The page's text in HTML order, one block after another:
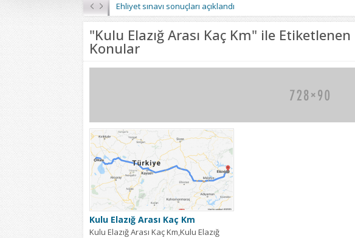
Ehliyet sınavı sonuçları açıklandı
"Kulu Elazığ Arası Kaç Km" ile Etiketlenen
Konular
Kulu Elazığ Arası Kaç Km
Kulu Elazığ Arası Kaç Km,Kulu Elazığ